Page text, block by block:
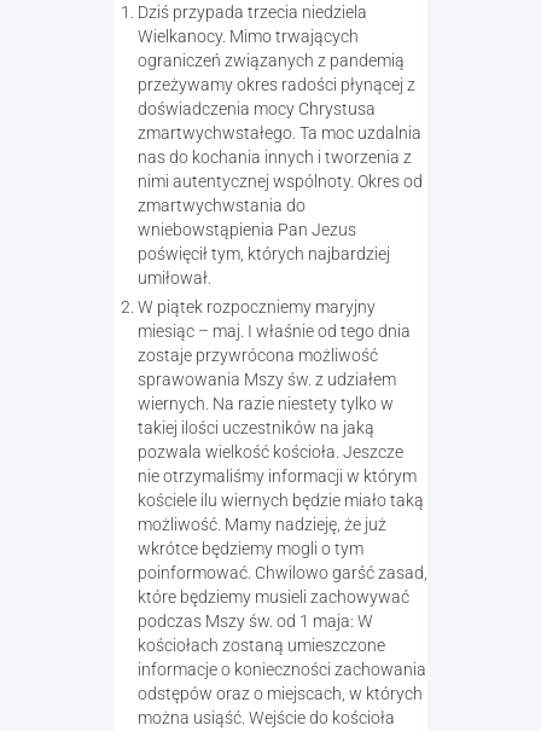
Dziś przypada trzecia niedziela
Wielkanocy. Mimo trwających
ograniczeń związanych z pandemią
przeżywamy okres radości płynącej z
doświadczenia mocy Chrystusa
zmartwychwstałego. Ta moc uzdalnia
nas do kochania innych i tworzenia z
nimi autentycznej wspólnoty. Okres od
zmartwychwstania do
wniebowstąpienia Pan Jezus
poświęcił tym, których najbardziej
umiłował.
W piątek rozpoczniemy maryjny
miesiąc – maj. I właśnie od tego dnia
zostaje przywrócona możliwość
sprawowania Mszy św. z udziałem
wiernych. Na razie niestety tylko w
takiej ilości uczestników na jaką
pozwala wielkość kościoła. Jeszcze
nie otrzymaliśmy informacji w którym
kościele ilu wiernych będzie miało taką
możliwość. Mamy nadzieję, że już
wkrótce będziemy mogli o tym
poinformować. Chwilowo garść zasad,
które będziemy musieli zachowywać
podczas Mszy św. od 1 maja: W
kościołach zostaną umieszczone
informacje o konieczności zachowania
odstępów oraz o miejscach, w których
można usiąść. Wejście do kościoła